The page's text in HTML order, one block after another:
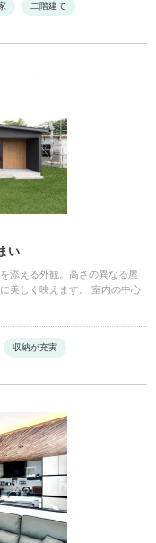
二階建て
い
添える外観。高さの異なる屋
美しく映えます。 室内の中心
収納が充実